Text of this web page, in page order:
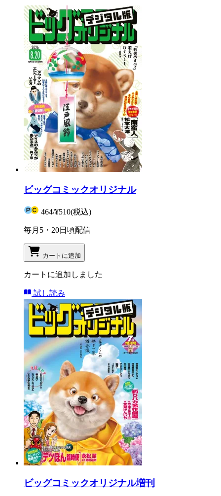
ビッグコミックオリジナル
464/¥510(税込)
毎月5・20日頃配信
カートに追加
カートに追加しました
試し読み
ビッグコミックオリジナル増刊